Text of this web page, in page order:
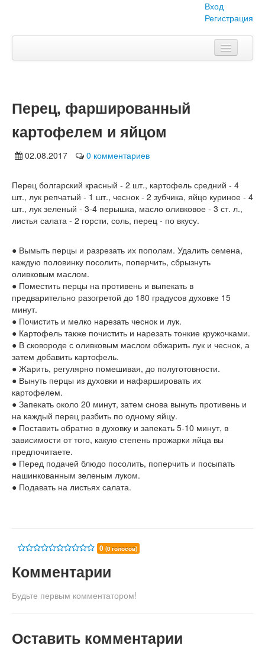
Вход
Регистрация
Объявления
Наши проекты
Абитуриент
Вопросы-ответы
О нас
Перец, фаршированный
картофелем и яйцом
02.08.2017 0 комментариев
Перец болгарский красный - 2 шт., картофель средний - 4
шт., лук репчатый - 1 шт., чеснок - 2 зубчика, яйцо куриное - 4
шт., лук зеленый - 3-4 перышка, масло оливковое - 3 ст. л.,
листья салата - 2 горсти, соль, перец - по вкусу.
● Вымыть перцы и разрезать их пополам. Удалить семена,
каждую половинку посолить, поперчить, сбрызнуть
оливковым маслом.
● Поместить перцы на противень и выпекать в
предварительно разогретой до 180 градусов духовке 15
минут.
● Почистить и мелко нарезать чеснок и лук.
● Картофель также почистить и нарезать тонкие кружочками.
● В сковороде с оливковым маслом обжарить лук и чеснок, а
затем добавить картофель.
● Жарить, регулярно помешивая, до полуготовности.
● Вынуть перцы из духовки и нафаршировать их
картофелем.
● Запекать около 20 минут, затем снова вынуть противень и
на каждый перец разбить по одному яйцу.
● Поставить обратно в духовку и запекать 5-10 минут, в
зависимости от того, какую степень прожарки яйца вы
предпочитаете.
● Перед подачей блюдо посолить, поперчить и посыпать
нашинкованным зеленым луком.
● Подавать на листьях салата.
0 (0 голосов)
Комментарии
Будьте первым комментатором!
Оставить комментарии